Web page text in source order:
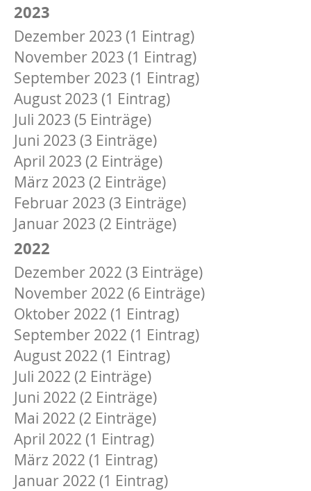
2023
Dezember 2023 (1 Eintrag)
November 2023 (1 Eintrag)
September 2023 (1 Eintrag)
August 2023 (1 Eintrag)
Juli 2023 (5 Einträge)
Juni 2023 (3 Einträge)
April 2023 (2 Einträge)
März 2023 (2 Einträge)
Februar 2023 (3 Einträge)
Januar 2023 (2 Einträge)
2022
Dezember 2022 (3 Einträge)
November 2022 (6 Einträge)
Oktober 2022 (1 Eintrag)
September 2022 (1 Eintrag)
August 2022 (1 Eintrag)
Juli 2022 (2 Einträge)
Juni 2022 (2 Einträge)
Mai 2022 (2 Einträge)
April 2022 (1 Eintrag)
März 2022 (1 Eintrag)
Januar 2022 (1 Eintrag)